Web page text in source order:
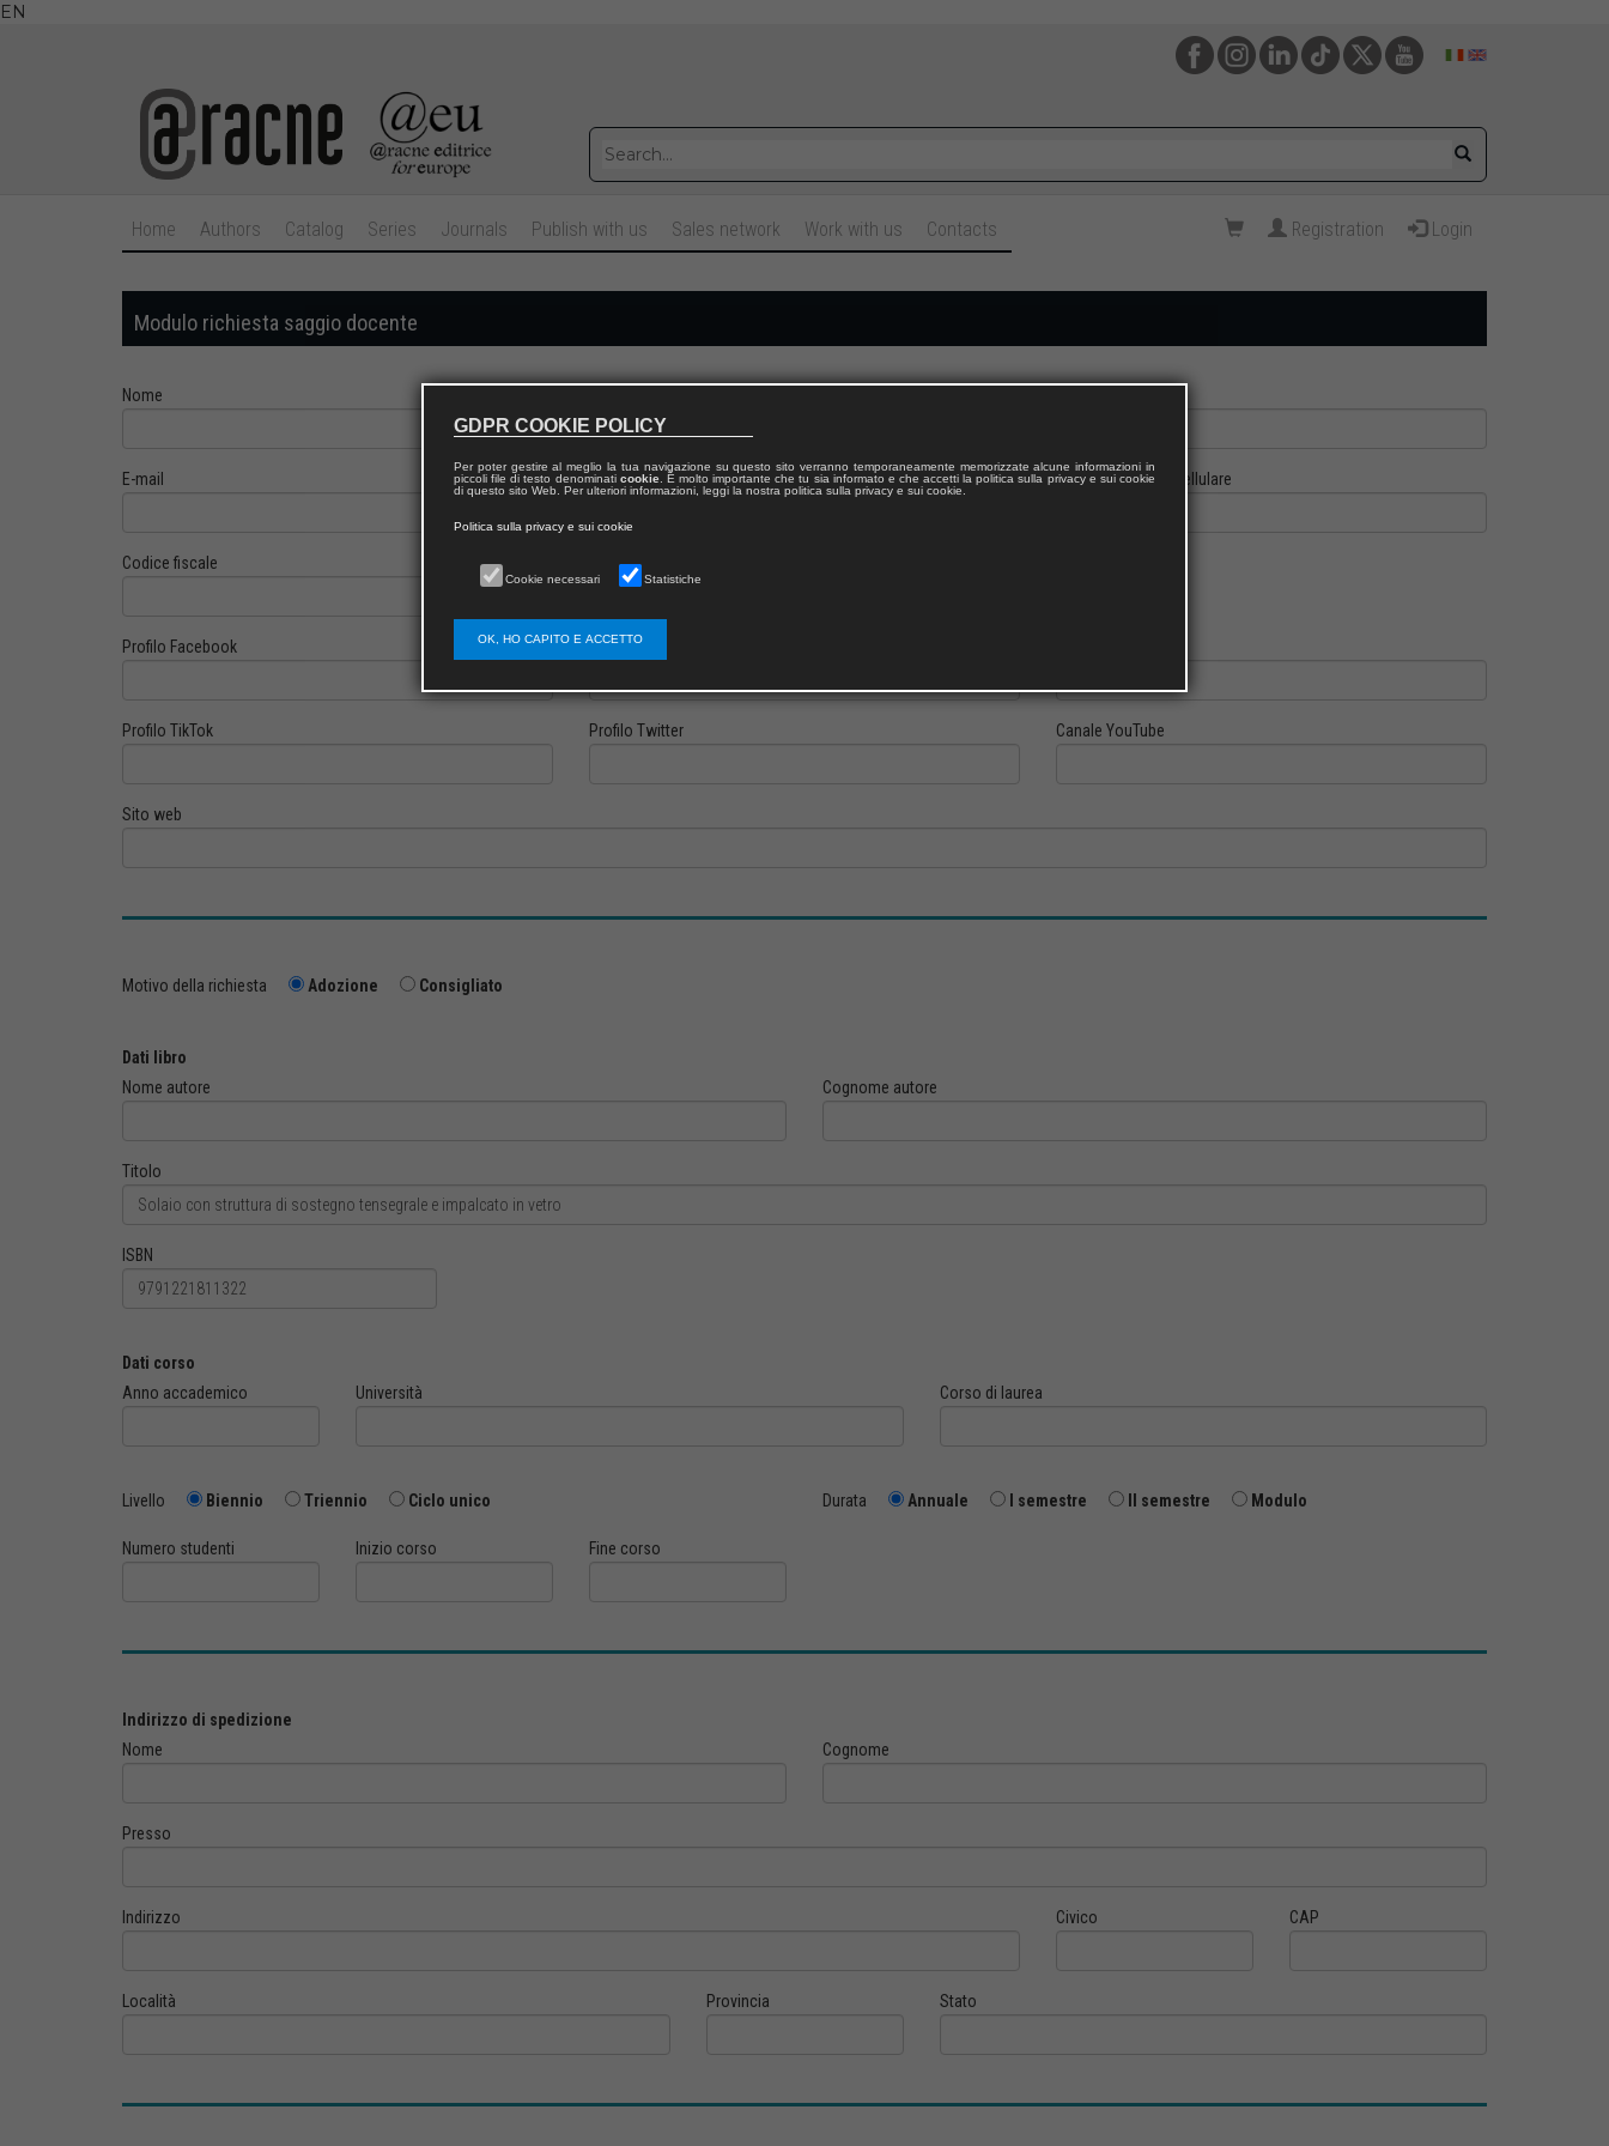
EN
Home Authors Catalog Series Journals Publish with us Sales network Work with us Contacts Registration Login
Modulo richiesta saggio docente
Nome
E-mail Telefono fisso Cellulare
Codice fiscale
Profilo Facebook Profilo Instagram
Profilo TikTok Profilo Twitter Canale YouTube
Sito web
Motivo della richiesta Adozione Consigliato
Dati libro
Nome autore
Cognome autore
Titolo
ISBN
Dati corso
Anno accademico
Università Corso di laurea
Livello Biennio Triennio Ciclo unico Durata Annuale I semestre II semestre Modulo
Numero studenti Inizio corso Fine corso
Indirizzo di spedizione
Nome
Cognome
Presso
Indirizzo Civico CAP
Località Provincia Stato
GDPR COOKIE POLICY
Per poter gestire al meglio la tua navigazione su questo sito verranno temporaneamente memorizzate alcune informazioni in
piccoli file di testo denominati cookie. È molto importante che tu sia informato e che accetti la politica sulla privacy e sui cookie
di questo sito Web. Per ulteriori informazioni, leggi la nostra politica sulla privacy e sui cookie.
Politica sulla privacy e sui cookie
Cookie necessari Statistiche
OK, HO CAPITO E ACCETTO